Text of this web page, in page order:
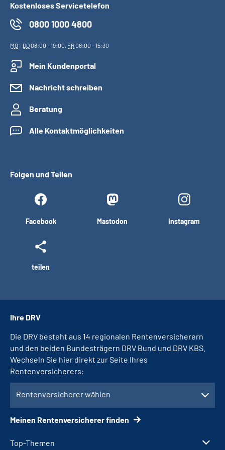
Kostenloses Servicetelefon
0800 1000 4800
MO- DO08:00 - 19:00, FR08:00 - 15:30
Mein Kundenportal
Nachricht schreiben
Beratung
Alle Kontaktmöglichkeiten
Folgen und Teilen
Facebook Mastodon Instagram
teilen
Top-Themen
Ihre DRV
Die DRV besteht aus 14 regionalen Rentenversicherern
und den beiden Bundesträgern DRV Bund und DRV KBS.
Wechseln Sie hier direkt zur Seite Ihres
Rentenversicherers:
Rentenversicherer wählen
Meinen Rentenversicherer finden